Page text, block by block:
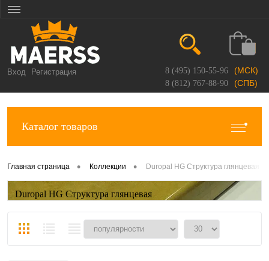
Вход Регистрация 8 (495) 150-55-96 (МСК)
8 (812) 767-88-90 (СПБ)
Каталог товаров
Главная страница • Коллекции • Duropal HG Структура глянцевая
Duropal HG Структура глянцевая